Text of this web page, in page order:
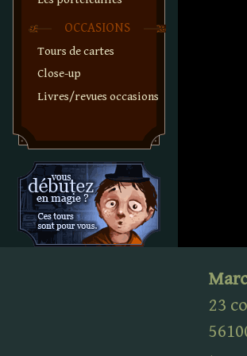
OCCASIONS
Tours de cartes
Close-up
Livres/revues occasions
23